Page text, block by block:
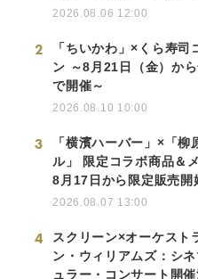
2026.08.06 12:00
2
「ちいかわ」×くら寿司
ン ～8月21日（金）か
で開催～
2026.08.10 10:00
3
「横濱ハーバー」×「柳
ル」 限定コラボ商品＆
8月17日から限定販売開
2026.08.07 13:00
4
スクリーン×オーケスト
ン・ウィリアムズ：シ
ュラー・コンサート開催